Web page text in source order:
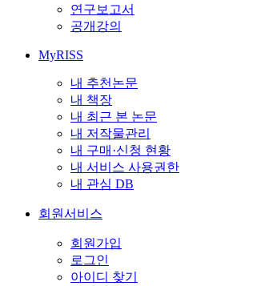
연구보고서
공개강의
MyRISS
내 추천논문
내 책장
내 최근 본 논문
내 저작물관리
내 구매·신청 현황
내 서비스 사용권한
내 관심 DB
회원서비스
회원가입
로그인
아이디 찾기